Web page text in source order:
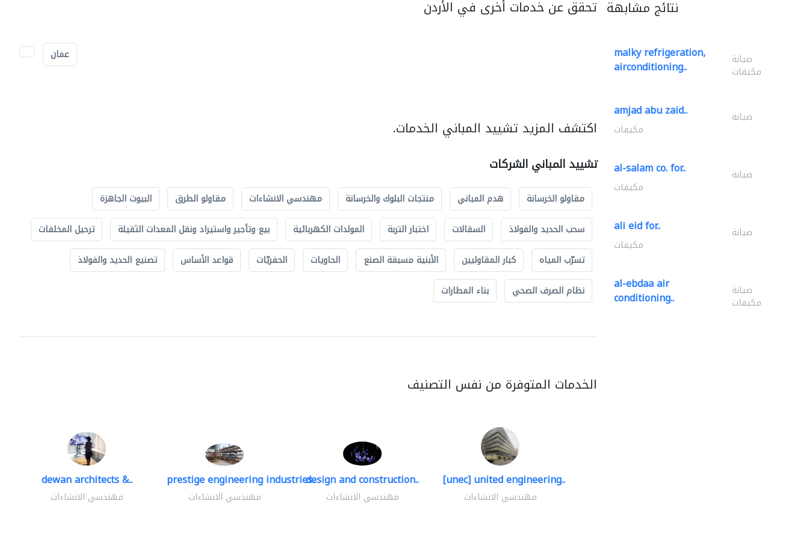
تحقق عن خدمات أخرى في الأردن
عمان
اكتشف المزيد تشييد المباني الخدمات.
تشييد المباني الشركات
مقاولو الخرسانة هدم المباني منتجات البلوك والخرسانة مهندسي الانشاءات مقاولو الطرق
البيوت الجاهزة
سحب الحديد والفولاذ
السقالات اختبار التربة المولدات الكهربائية بيع وتأجير واستيراد ونقل المعدات الثقيلة
ترحيل المخلفات
تسرّب المياه
كبار المقاوليين الأبنية مسبقة الصنع الحاويات الحفريّات قواعد الأساس
تصنيع الحديد والفولاذ
نظام الصرف الصحي
بناء المطارات
الخدمات المتوفرة من نفس التصنيف
dewan architects &..
مهندسي الانشاءات
prestige engineering industries..
مهندسي الانشاءات
design and construction..
مهندسي الانشاءات
[unec] united engineering..
مهندسي الانشاءات
نتائج مشابهة
malky refrigeration,
airconditioning.. صيانة
مكيفات
amjad abu zaid.. صيانة
مكيفات
al-salam co. for.. صيانة
مكيفات
ali eid for.. صيانة
مكيفات
al-ebdaa air
conditioning.. صيانة
مكيفات